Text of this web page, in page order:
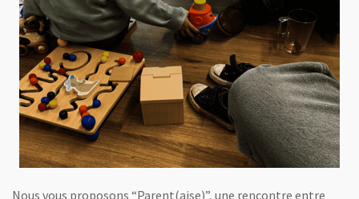
Nous vous proposons “Parent(aise)”, une rencontre entre